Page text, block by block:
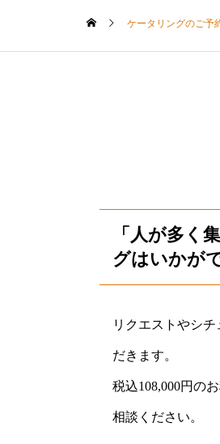
ケータリングのご予
「人が多く
グはいかが
リクエストやシ
だきます。
税込108,000円の
相談ください。